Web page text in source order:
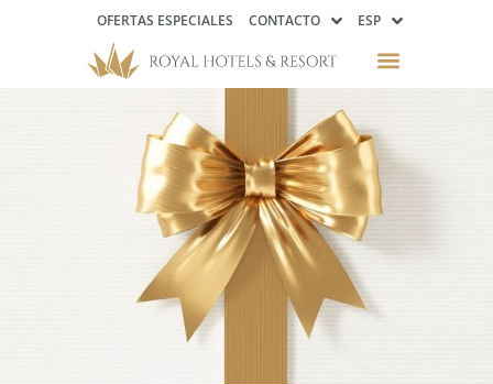
OFERTAS ESPECIALES CONTACTO ESP